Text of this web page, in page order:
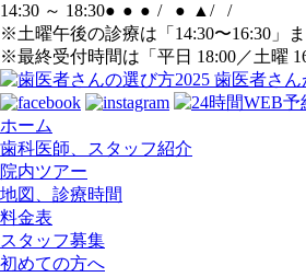
14:30 ～ 18:30● ● ● / ● ▲ /
/
※土曜午後の診療は「14:30〜16:30」ま
※最終受付時間は「平日 18:00／土曜
ホーム
歯科医師、スタッフ紹介
院内ツアー
地図、診療時間
料金表
スタッフ募集
初めての方へ